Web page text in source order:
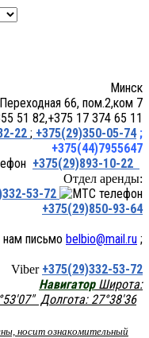
66, пом.2,ком 7
51 82,+375 17 374 65 11
22 ; +375(29)350-05-74 ;
+375(44)7955647
+375(29)893-10-22
Отдел аренды:
53-72
+375(29)850-93-64
belbio@mail.ru ;
Viber +375(29)332-53-72
НавигаторШирота:
Долгота: 27°38'36
носит ознакомительный